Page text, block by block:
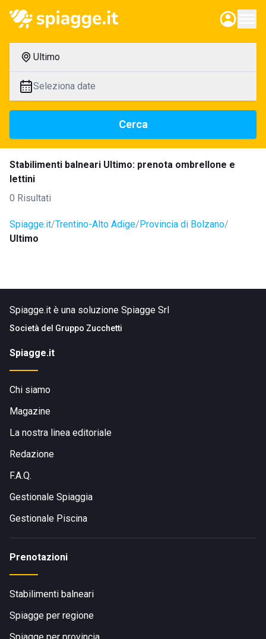
Ultimo
Seleziona date
Cerca
Stabilimenti balneari Ultimo: prenota ombrellone e
lettini
0 Risultati
Spiagge.it Trentino-Alto Adige Provincia di Bolzano
Ultimo
Spiagge.it è una soluzione Spiagge Srl
Società del Gruppo Zucchetti
Spiagge.it
Chi siamo
Magazine
La nostra linea editoriale
Redazione
F.A.Q.
Gestionale Spiaggia
Gestionale Piscina
Prenotazioni
Stabilimenti balneari
Spiagge per regione